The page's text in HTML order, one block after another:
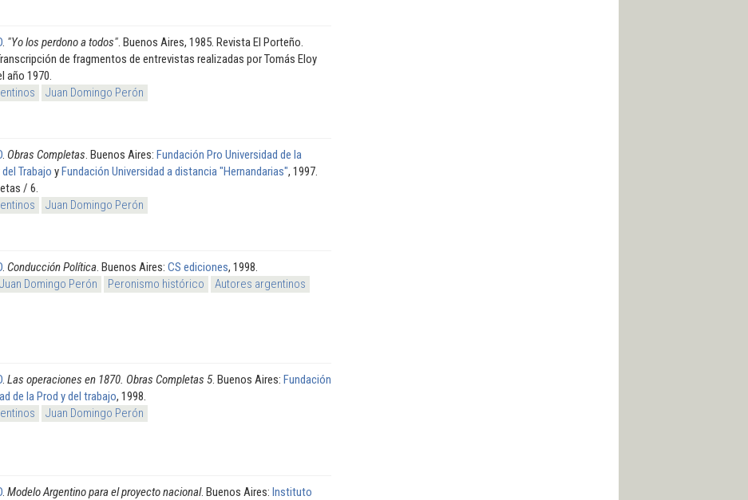
. "Yo los perdono a todos". Buenos Aires, 1985. Revista El Porteño.
de fragmentos de entrevistas realizadas por Tomás Eloy
año 1970.
Juan Domingo Perón
. Obras Completas. Buenos Aires: Fundación Pro Universidad de la
Trabajo yFundación Universidad a distancia "Hernandarias", 1997.
/ 6.
Juan Domingo Perón
. Conducción Política. Buenos Aires: CS ediciones, 1998.
Juan Domingo Perón Peronismo histórico
Autores argentinos
. Las operaciones en 1870. Obras Completas 5. Buenos Aires: Fundación
de la Prod y del trabajo, 1998.
Juan Domingo Perón
. Modelo Argentino para el proyecto nacional. Buenos Aires: Instituto